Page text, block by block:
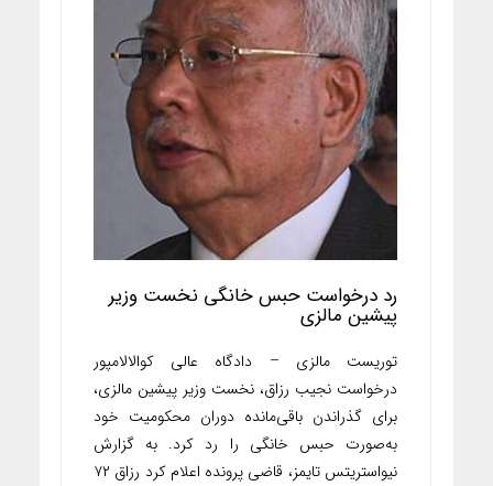
رد درخواست حبس خانگی نخست‌ وزیر
پیشین مالزی
توریست مالزی – دادگاه عالی کوالالامپور
درخواست نجیب رزاق، نخست‌ وزیر پیشین مالزی،
برای گذراندن باقی‌مانده دوران محکومیت خود
به‌صورت حبس خانگی را رد کرد. به گزارش
نیواستریتس تایمز، قاضی پرونده اعلام کرد رزاق ۷۲